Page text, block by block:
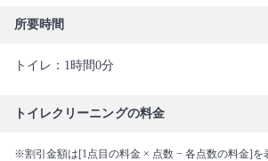
所要時間
トイレ：1時間0分
トイレクリーニングの料金
※割引金額は[1点目の料金 × 点数 − 各点数の料金]を